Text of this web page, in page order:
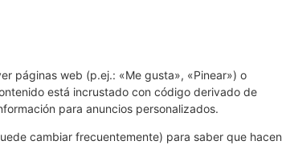
páginas web (p.ej.: «Me gusta», «Pinear») o
está incrustado con código derivado de
para anuncios personalizados.
cambiar frecuentemente) para saber que hacen